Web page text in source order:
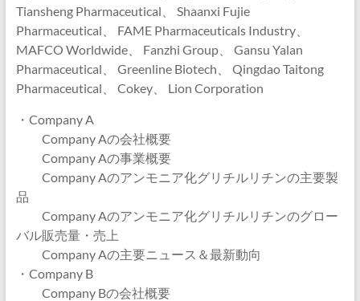
Tiansheng Pharmaceutical、 Shaanxi Fujie
Pharmaceutical、 FAME Pharmaceuticals Industry、
MAFCO Worldwide、 Fanzhi Group、 Gansu Yalan
Pharmaceutical、 Greenline Biotech、 Qingdao Taitong
Pharmaceutical、 Cokey、 Lion Corporation
・Company A
Company Aの会社概要
Company Aの事業概要
Company Aのアンモニア化グリチルリチンの主要製
品
Company Aのアンモニア化グリチルリチンのグロー
バル販売量・売上
Company Aの主要ニュース＆最新動向
・Company B
Company Bの会社概要